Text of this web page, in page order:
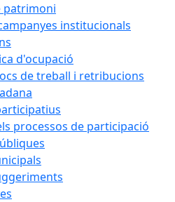
patrimoni
institucionals
d'ocupació
de treball i retribucions
processos de participació